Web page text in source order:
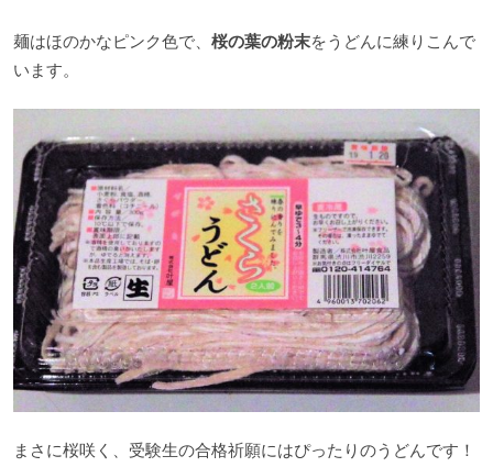
麺はほのかなピンク色で、 桜の葉の粉末をうどんに練りこんで
います。
まさに桜咲く、受験生の合格祈願にはぴったりのうどんです！